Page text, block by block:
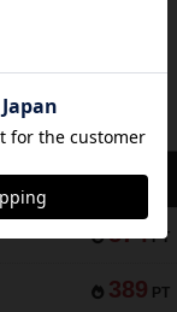
中
574 PT
389 PT